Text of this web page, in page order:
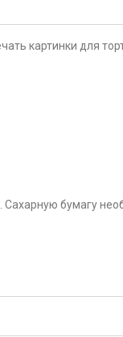
картинки для
бумагу